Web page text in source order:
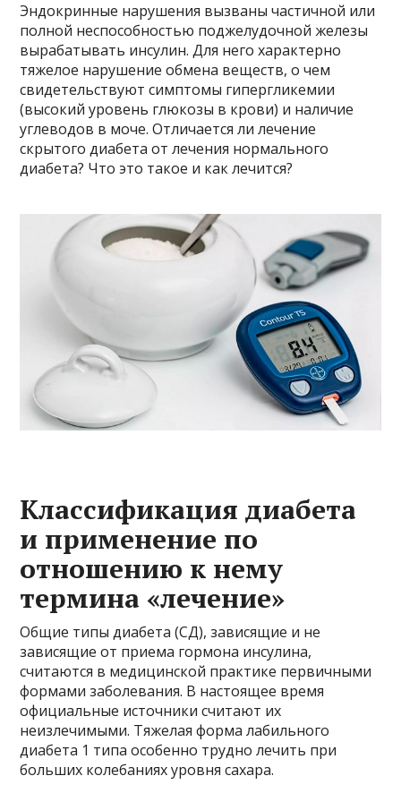
Эндокринные нарушения вызваны частичной или
полной неспособностью поджелудочной железы
вырабатывать инсулин. Для него характерно
тяжелое нарушение обмена веществ, о чем
свидетельствуют симптомы гипергликемии
(высокий уровень глюкозы в крови) и наличие
углеводов в моче. Отличается ли лечение
скрытого диабета от лечения нормального
диабета? Что это такое и как лечится?
Классификация диабета
и применение по
отношению к нему
термина «лечение»
Общие типы диабета (СД), зависящие и не
зависящие от приема гормона инсулина,
считаются в медицинской практике первичными
формами заболевания. В настоящее время
официальные источники считают их
неизлечимыми. Тяжелая форма лабильного
диабета 1 типа особенно трудно лечить при
больших колебаниях уровня сахара.